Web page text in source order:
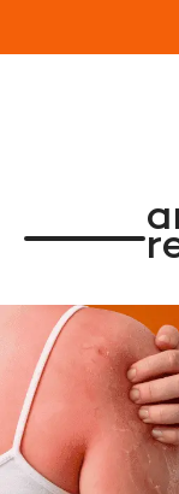
Loja